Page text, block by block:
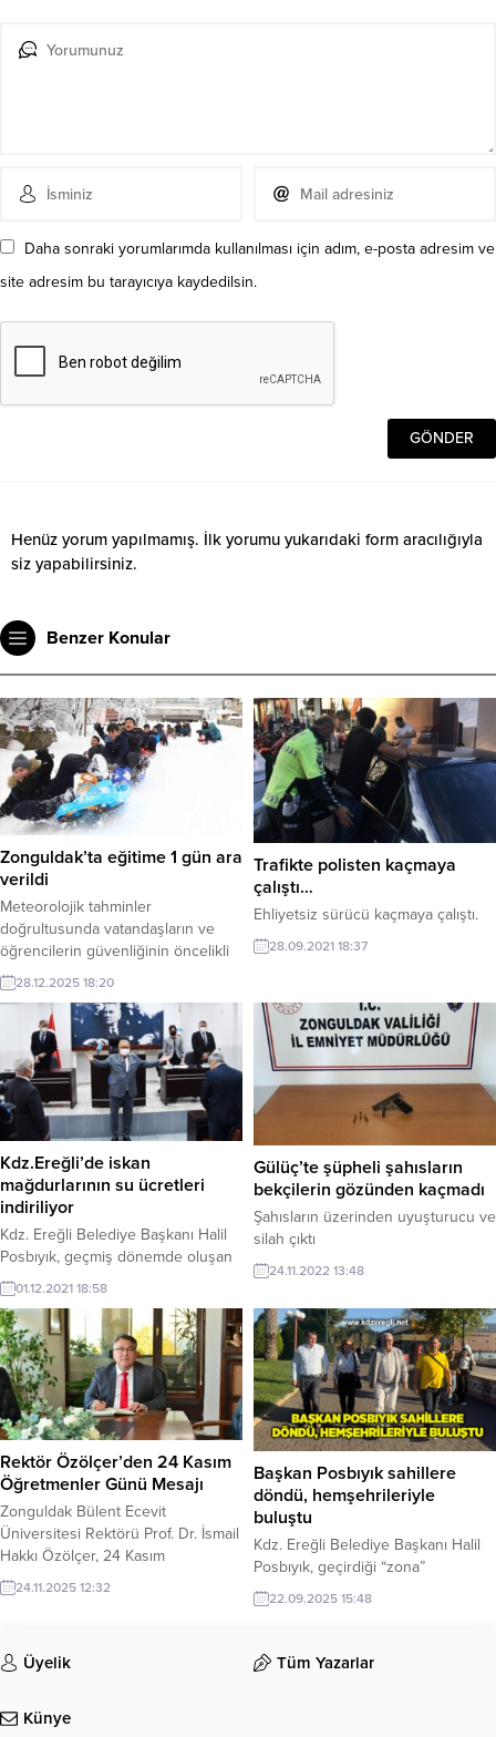
Daha sonraki yorumlarımda kullanılması için adım, e-posta adresim ve
site adresim bu tarayıcıya kaydedilsin.
Henüz yorum yapılmamış. İlk yorumu yukarıdaki form aracılığıyla
siz yapabilirsiniz.
Benzer Konular
Zonguldak’ta eğitime 1 gün ara
verildi
Meteorolojik tahminler
doğrultusunda vatandaşların ve
öğrencilerin güvenliğinin öncelikli
olduğu vurgulanan açıklamada, 29
Aralık 2025 Pazartesi günü il
genelinde resmi ve özel tüm örgün
ve yaygın eğitim kurumlarında
eğitime 1 gün süreyle ara verildiği
bildirildi.
28.12.2025 18:20
Trafikte polisten kaçmaya
çalıştı…
Ehliyetsiz sürücü kaçmaya çalıştı.
28.09.2021 18:37
Kdz.Ereğli’de iskan
mağdurlarının su ücretleri
indiriliyor
Kdz. Ereğli Belediye Başkanı Halil
Posbıyık, geçmiş dönemde oluşan
iskan mağdurlarına kolaylık
sağlamak için kullandıkları inşaat
suyu ücretlerini 6 TL’ye
düşüreceklerini açıkladı.
01.12.2021 18:58
Gülüç’te şüpheli şahısların
bekçilerin gözünden kaçmadı
Şahısların üzerinden uyuşturucu ve
silah çıktı
24.11.2022 13:48
Rektör Özölçer’den 24 Kasım
Öğretmenler Günü Mesajı
Zonguldak Bülent Ecevit
Üniversitesi Rektörü Prof. Dr. İsmail
Hakkı Özölçer, 24 Kasım
Öğretmenler Günü münasebetiyle
bir mesaj yayımladı.
24.11.2025 12:32
Başkan Posbıyık sahillere
döndü, hemşehrileriyle
buluştu
Kdz. Ereğli Belediye Başkanı Halil
Posbıyık, geçirdiği “zona”
rahatsızlığını atlatarak yeniden
sağlığına kavuştu. Yaklaşık bir ay
ilçeye dönen Başkan Posbıyık,
sahilde yaptığı yürüyüşle
22.09.2025 15:48
Üyelik Tüm Yazarlar
Künye